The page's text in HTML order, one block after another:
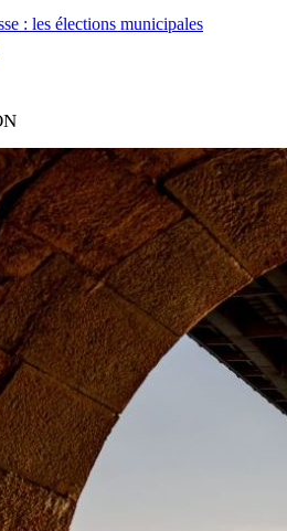
: les élections municipales